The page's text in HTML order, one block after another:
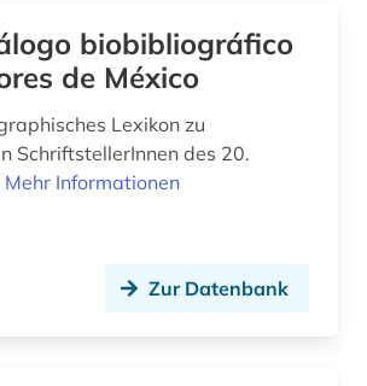
biobibliográfico
de México
Lexikon zu
SchriftstellerInnen des 20.
Mehr Informationen
Zur Datenbank